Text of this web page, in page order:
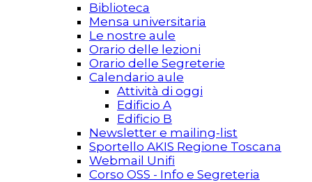
Biblioteca
Mensa universitaria
Le nostre aule
Orario delle lezioni
Orario delle Segreterie
Calendario aule
Attività di oggi
Edificio A
Edificio B
Newsletter e mailing-list
Sportello AKIS Regione Toscana
Webmail Unifi
Corso OSS - Info e Segreteria